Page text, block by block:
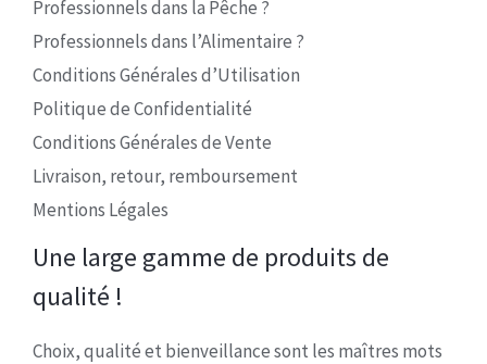
Professionnels dans la Pêche ?
Professionnels dans l’Alimentaire ?
Conditions Générales d’Utilisation
Politique de Confidentialité
Conditions Générales de Vente
Livraison, retour, remboursement
Mentions Légales
Une large gamme de produits de
qualité !
Choix, qualité et bienveillance sont les maîtres mots